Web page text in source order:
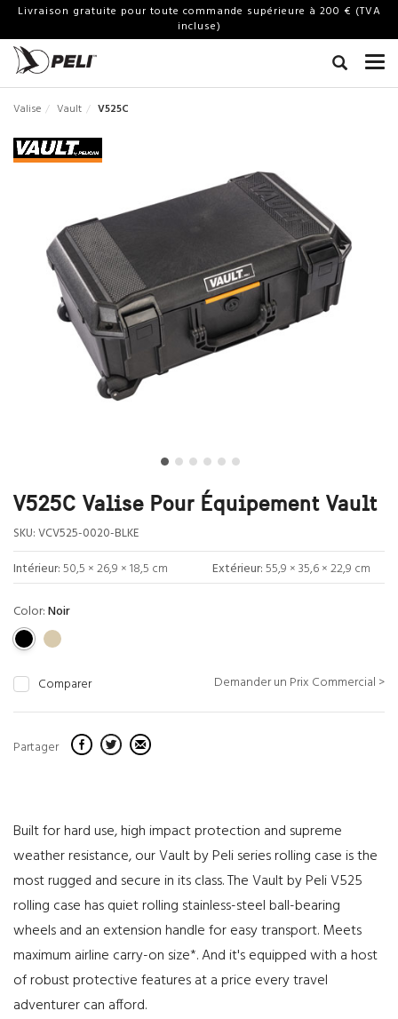
Livraison gratuite pour toute commande supérieure à 200 € (TVA
incluse)
Valise Vault V525C
V525C Valise Pour Équipement Vault
SKU:VCV525-0020-BLKE
Intérieur:50,5 × 26,9 × 18,5 cm Extérieur:55,9 × 35,6 × 22,9 cm
Color:Noir
Comparer Demander un Prix Commercial >
Partager
Built for hard use, high impact protection and supreme
weather resistance, our Vault by Peli series rolling case is the
most rugged and secure in its class. The Vault by Peli V525
rolling case has quiet rolling stainless-steel ball-bearing
wheels and an extension handle for easy transport. Meets
maximum airline carry-on size*. And it's equipped with a host
of robust protective features at a price every travel
adventurer can afford.